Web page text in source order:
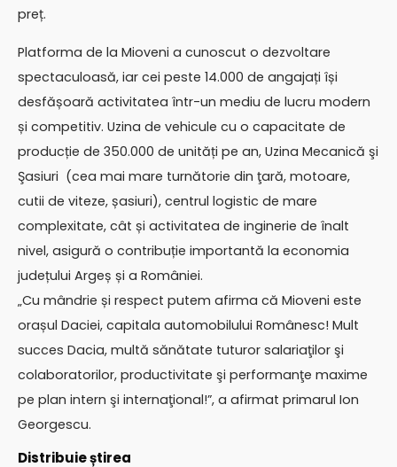
preț.
Platforma de la Mioveni a cunoscut o dezvoltare
spectaculoasă, iar cei peste 14.000 de angajați își
desfășoară activitatea într-un mediu de lucru modern
și competitiv. Uzina de vehicule cu o capacitate de
producție de 350.000 de unități pe an, Uzina Mecanică şi
Şasiuri (cea mai mare turnătorie din ţară, motoare,
cutii de viteze, șasiuri), centrul logistic de mare
complexitate, cât și activitatea de inginerie de înalt
nivel, asigură o contribuție importantă la economia
județului Argeș și a României.
„Cu mândrie și respect putem afirma că Mioveni este
orașul Daciei, capitala automobilului Românesc! Mult
succes Dacia, multă sănătate tuturor salariaţilor şi
colaboratorilor, productivitate şi performanţe maxime
pe plan intern şi internaţional!”, a afirmat primarul Ion
Georgescu.
Distribuie știrea